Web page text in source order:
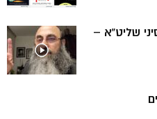
שליט”א –